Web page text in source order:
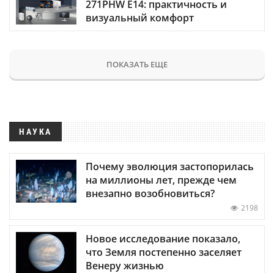
271PHW E14: практичность и
визуальный комфорт
ПОКАЗАТЬ ЕЩЕ
НАУКА
Почему эволюция застопорилась
на миллионы лет, прежде чем
внезапно возобновиться?
2198
Новое исследование показало,
что Земля постепенно заселяет
Венеру жизнью